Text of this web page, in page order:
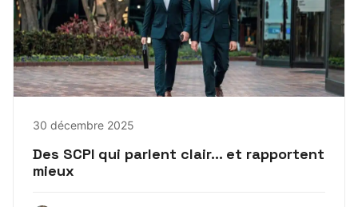
30 décembre 2025
Des SCPI qui parlent clair… et rapportent
mieux